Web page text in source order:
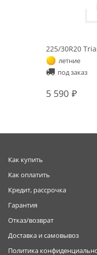
225/30R20
летние
под заказ
5 590
Как купить
Как оплатить
Кредит, рассрочка
Гарантия
Отказ/возврат
Доставка и самовывоз
Политика